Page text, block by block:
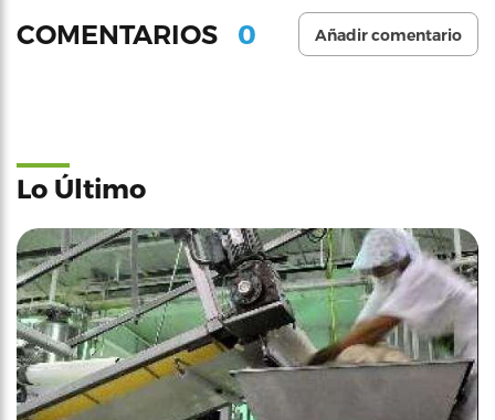
COMENTARIOS 0 Añadir comentario
Lo Último